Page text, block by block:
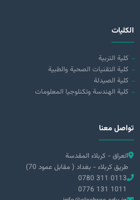
الكليات
كلية التربية
كلية التقنيات الصحية والطبية
كلية الصيدلة
كلية الهندسة وتكنلوجيا المعلومات
تواصل معنا
العراق - كربلاء المقدسة
طريق كربلاء - بغداد ( مقابل عمود 70)
0780 311 0113
0776 131 1011